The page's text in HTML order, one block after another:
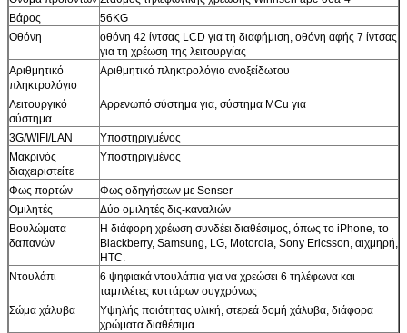
Βάρος
56KG
Οθόνη
οθόνη 42 ίντσας LCD για τη διαφήμιση, οθόνη αφής 7 ίντσας
για τη χρέωση της λειτουργίας
Αριθμητικό
πληκτρολόγιο
Αριθμητικό πληκτρολόγιο ανοξείδωτου
Λειτουργικό
σύστημα
Αρρενωπό σύστημα για, σύστημα MCu για
3G/WIFI/LAN
Υποστηριγμένος
Μακρινός
διαχειριστείτε
Υποστηριγμένος
Φως πορτών
Φως οδηγήσεων με Senser
Ομιλητές
Δύο ομιλητές δις-καναλιών
Βουλώματα
δαπανών
Η διάφορη χρέωση συνδέει διαθέσιμος, όπως το iPhone, το
Blackberry, Samsung, LG, Motorola, Sony Ericsson, αιχμηρή,
HTC.
Ντουλάπι
6 ψηφιακά ντουλάπια για να χρεώσει 6 τηλέφωνα και
ταμπλέτες κυττάρων συγχρόνως
Σώμα χάλυβα
Υψηλής ποιότητας υλική, στερεά δομή χάλυβα, διάφορα
χρώματα διαθέσιμα